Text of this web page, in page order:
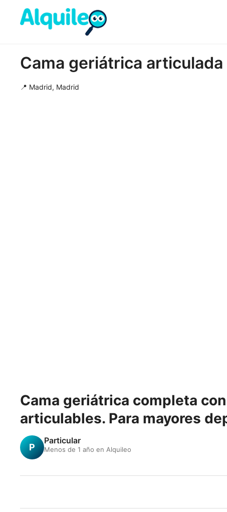
Cama geriátrica articulada
📍 Madrid, Madrid
Cama geriátrica completa
articulables. Para mayores
P
Particular
Menos de 1 año en Alquileo